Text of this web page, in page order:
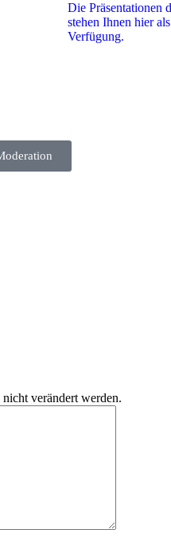
Die Präsentationen
stehen Ihnen hier
Verfügung.
verändert werden.